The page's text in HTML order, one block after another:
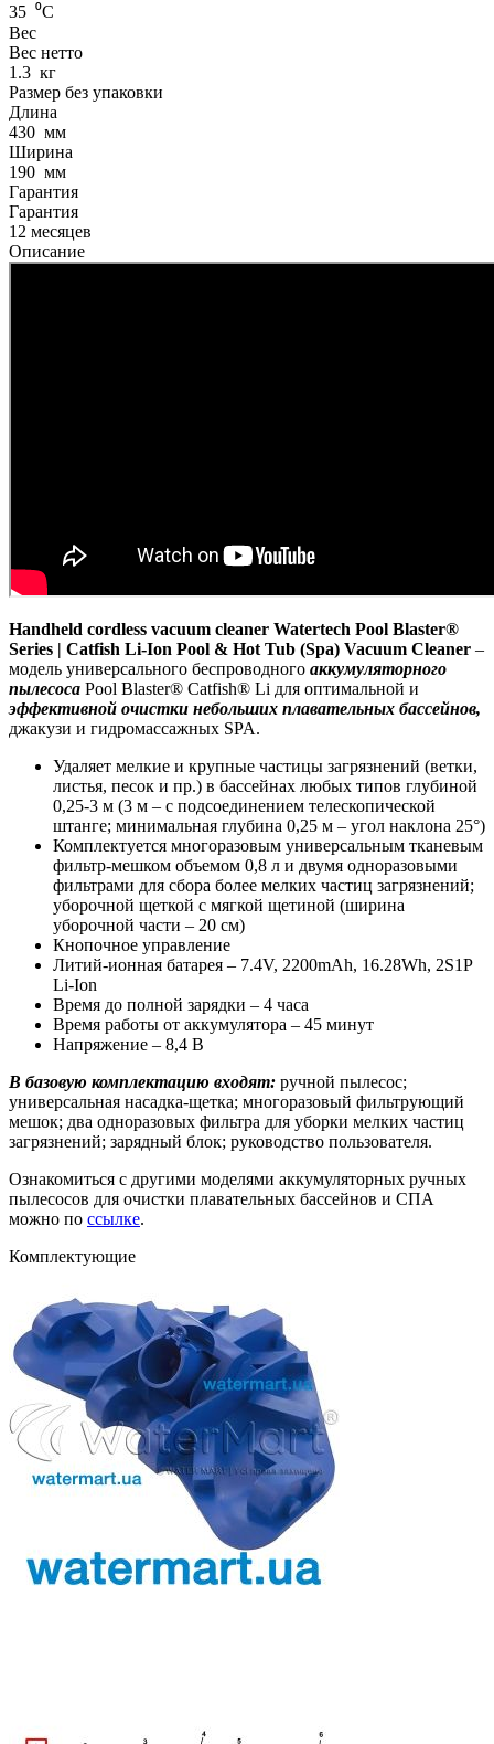
35 ⁰С
Вес
Вес нетто
1.3 кг
Размер без упаковки
Длина
430 мм
Ширина
190 мм
Гарантия
Гарантия
12 месяцев
Описание
Handheld cordless vacuum cleaner Watertech Pool Blaster®
Series | Catfish Li-Ion Pool & Hot Tub (Spa) Vacuum Cleaner –
модель универсального беспроводного аккумуляторного
пылесоса Pool Blaster® Catfish® Li для оптимальной и
эффективной очистки небольших плавательных бассейнов,
джакузи и гидромассажных SPA.
Удаляет мелкие и крупные частицы загрязнений (ветки,
листья, песок и пр.) в бассейнах любых типов глубиной
0,25-3 м (3 м – с подсоединением телескопической
штанге; минимальная глубина 0,25 м – угол наклона 25°)
Комплектуется многоразовым универсальным тканевым
фильтр-мешком объемом 0,8 л и двумя одноразовыми
фильтрами для сбора более мелких частиц загрязнений;
уборочной щеткой с мягкой щетиной (ширина
уборочной части – 20 см)
Кнопочное управление
Литий-ионная батарея – 7.4V, 2200mAh, 16.28Wh, 2S1P
Li-Ion
Время до полной зарядки – 4 часа
Время работы от аккумулятора – 45 минут
Напряжение – 8,4 В
В базовую комплектацию входят: ручной пылесос;
универсальная насадка-щетка; многоразовый фильтрующий
мешок; два одноразовых фильтра для уборки мелких частиц
загрязнений; зарядный блок; руководство пользователя.
Ознакомиться с другими моделями аккумуляторных ручных
пылесосов для очистки плавательных бассейнов и СПА
можно по ссылке.
Комплектующие